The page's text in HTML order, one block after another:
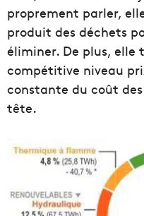
proprement parler,
produit des déchets
éliminer. De plus, elle
compétitive niveau
constante du coût
tête.